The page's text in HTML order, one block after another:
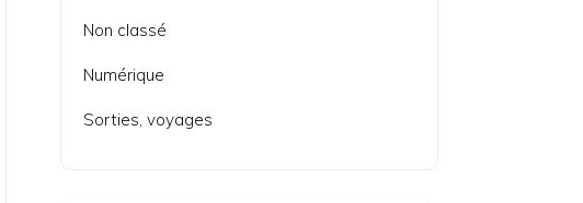
Non classé
Numérique
Sorties, voyages